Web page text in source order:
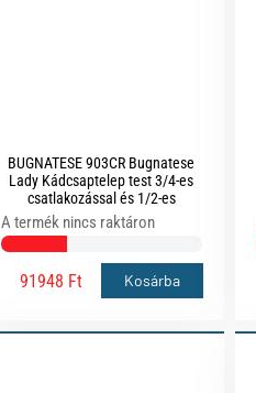
BUGNATESE 903CR Bugnatese
Lady Kádcsaptelep test 3/4-es
csatlakozással és 1/2-es
csatlakozással króm színben
A termék nincs raktáron
91948 Ft Kosárba